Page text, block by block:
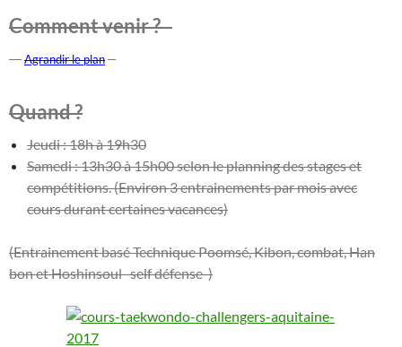
Comment venir ?–
k-Agrandir le plan–
Quand ?
Jeudi : 18h à 19h30
Samedi : 13h30 à 15h00 selon le planning des stages et
compétitions. (Environ 3 entrainements par mois avec
cours durant certaines vacances)
(Entrainement basé Technique Poomsé, Kibon, combat, Han
bon et Hoshinsoul -self défense-)